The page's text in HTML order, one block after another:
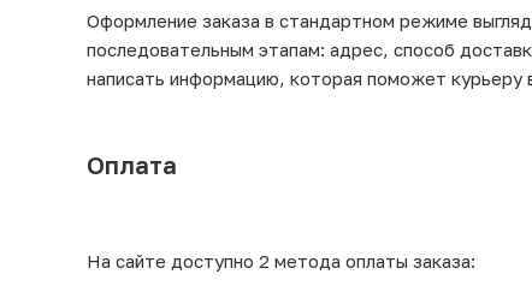
Оформление заказа в стандартном режиме
последовательным этапам: адрес, способ
написать информацию, которая поможет
Оплата
На сайте доступно 2 метода оплаты заказа: